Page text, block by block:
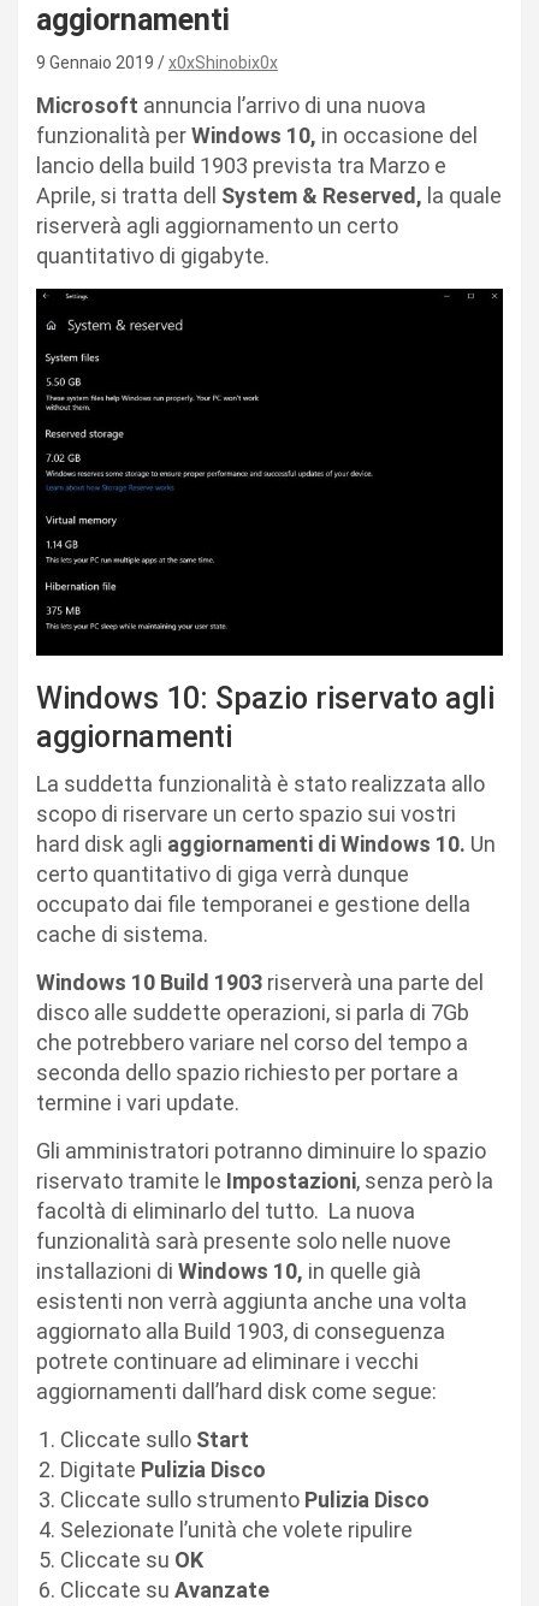
aggiornamenti
9 Gennaio 2019 x0xShinobix0x
Microsoft annuncia l’arrivo di una nuova
funzionalità perWindows 10, in occasione del
lancio della build 1903 prevista tra Marzo e
Aprile, si tratta dell System & Reserved, la quale
riserverà agli aggiornamento un certo
quantitativo di gigabyte.
Windows 10: Spazio riservato agli
aggiornamenti
La suddetta funzionalità è stato realizzata allo
scopo di riservare un certo spazio sui vostri
hard disk agli aggiornamenti di Windows 10. Un
certo quantitativo di giga verrà dunque
occupato dai file temporanei e gestione della
cache di sistema.
Windows 10 Build 1903 riserverà una parte del
disco alle suddette operazioni, si parla di 7Gb
che potrebbero variare nel corso del tempo a
seconda dello spazio richiesto per portare a
termine i vari update.
Gli amministratori potranno diminuire lo spazio
riservato tramite le Impostazioni, senza però la
facoltà di eliminarlo del tutto. La nuova
funzionalità sarà presente solo nelle nuove
installazioni di Windows 10, in quelle già
esistenti non verrà aggiunta anche una volta
aggiornato alla Build 1903, di conseguenza
potrete continuare ad eliminare i vecchi
aggiornamenti dall’hard disk come segue:
Cliccate sullo Start
Digitate Pulizia Disco
Cliccate sullo strumento Pulizia Disco
Selezionate l’unità che volete ripulire
Cliccate su OK
Cliccate su Avanzate